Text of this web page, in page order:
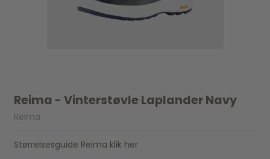
Reima - Vinterstøvle Laplander Navy
Reima
Størrelsesguide Reima klik her